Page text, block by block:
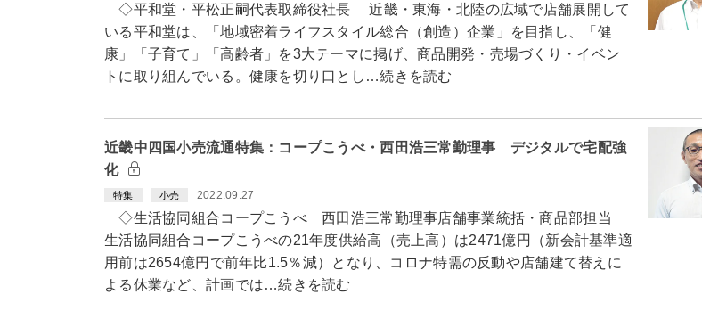
◇平和堂・平松正嗣代表取締役社長 近畿・東海・北陸の広域で店舗展開して
いる平和堂は、「地域密着ライフスタイル総合（創造）企業」を目指し、「健
康」「子育て」「高齢者」を3大テーマに掲げ、商品開発・売場づくり・イベン
トに取り組んでいる。健康を切り口とし…続きを読む
近畿中四国小売流通特集：コープこうべ・西田浩三常勤理事 デジタルで宅配強
化
特集 小売 2022.09.27
◇生活協同組合コープこうべ 西田浩三常勤理事店舗事業統括・商品部担当
生活協同組合コープこうべの21年度供給高（売上高）は2471億円（新会計基準適
用前は2654億円で前年比1.5％減）となり、コロナ特需の反動や店舗建て替えに
よる休業など、計画では…続きを読む